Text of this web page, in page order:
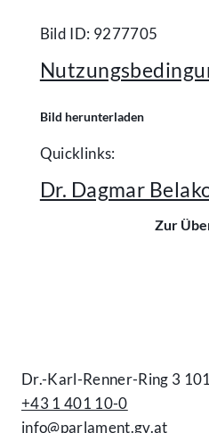
Bild ID: 9277705
Bild herunterladen
Quicklinks:
Dr. Dagmar
Zur
Dr.-Karl-Renner-Ring 3
+43 1 401 10-0
info@parlament.gv.at